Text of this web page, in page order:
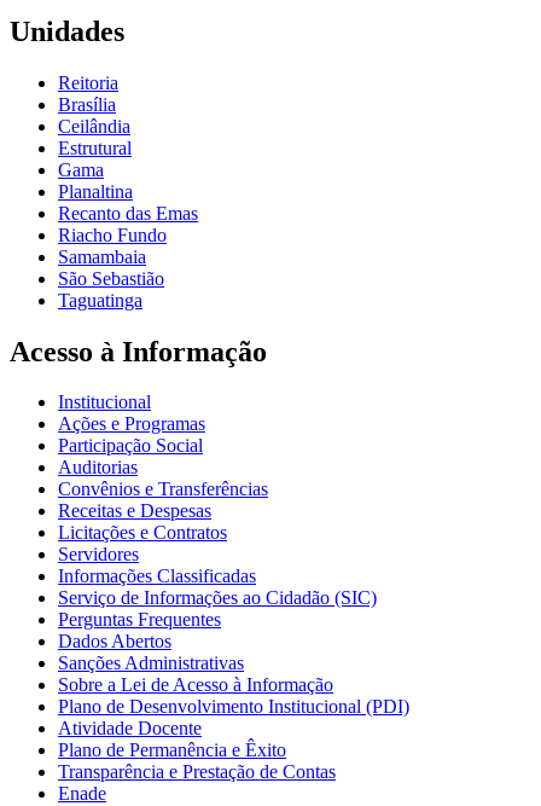
Unidades
Reitoria
Brasília
Ceilândia
Estrutural
Gama
Planaltina
Recanto das Emas
Riacho Fundo
Samambaia
São Sebastião
Taguatinga
Acesso à Informação
Institucional
Ações e Programas
Participação Social
Auditorias
Convênios e Transferências
Receitas e Despesas
Licitações e Contratos
Servidores
Informações Classificadas
Serviço de Informações ao Cidadão (SIC)
Perguntas Frequentes
Dados Abertos
Sanções Administrativas
Sobre a Lei de Acesso à Informação
Plano de Desenvolvimento Institucional (PDI)
Atividade Docente
Plano de Permanência e Êxito
Transparência e Prestação de Contas
Enade